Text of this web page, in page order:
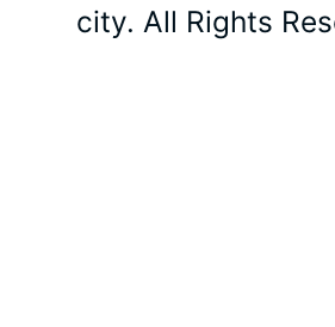
city. All Rights